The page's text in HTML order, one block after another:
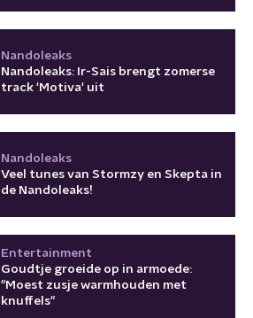
Nandoleaks
Nandoleaks: Ir-Sais brengt zomerse
track 'Motiva' uit
Nandoleaks
Veel tunes van Stormzy en Skepta in
de Nandoleaks!
Entertainment
Goudtje groeide op in armoede:
"Moest zusje warmhouden met
knuffels"